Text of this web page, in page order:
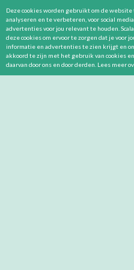
Deze cookies worden gebruikt om de website
analyseren en te verbeteren, voor social
advertenties voor jou relevant te houden.
deze cookies om ervoor te zorgen dat je voor
informatie en advertenties te zien krijgt en
akkoord te zijn met het gebruik van cookies
daarvan door ons en door derden. Lees meer